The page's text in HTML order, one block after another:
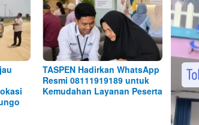
TASPEN Hadirkan WhatsApp
Resmi 08111919189 untuk
Kemudahan Layanan Peserta